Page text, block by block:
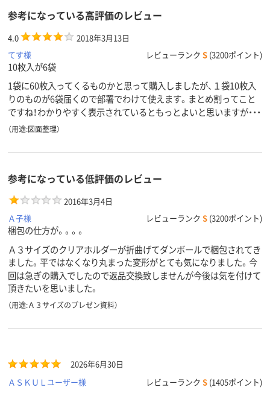
参考になっている高評価のレビュー
4.0
2018年3月13日
てす様
レビューランク S (3200ポイント)
10枚入が6袋
1袋に60枚入ってくるものかと思って購入しましたが、１袋10枚入
りのものが6袋届くので部署でわけて使えます。まとめ割ってこと
ですね！わかりやすく表示されているともっとよいと思いますが・・・
（用途:図面整理）
参考になっている低評価のレビュー
2016年3月4日
Ａ子様
レビューランク S (3200ポイント)
梱包の仕方が。。。。
Ａ３サイズのクリアホルダーが折曲げてダンボールで梱包されてき
ました。平ではなくなり丸まった変形がとても気になりました。今
回は急ぎの購入でしたので返品交換致しませんが今後は気を付けて
頂きたいを思いました。
（用途:Ａ３サイズのプレゼン資料）
2026年6月30日
ＡＳＫＵＬユーザー様
レビューランク S (1405ポイント)